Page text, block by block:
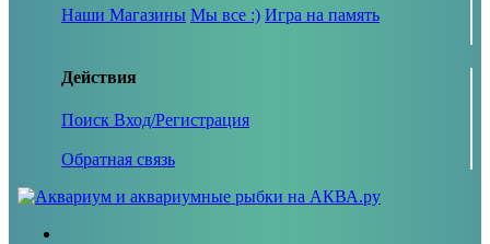
Наши Магазины Мы все :) Игра на память
Действия
Поиск Вход/Регистрация
Обратная связь